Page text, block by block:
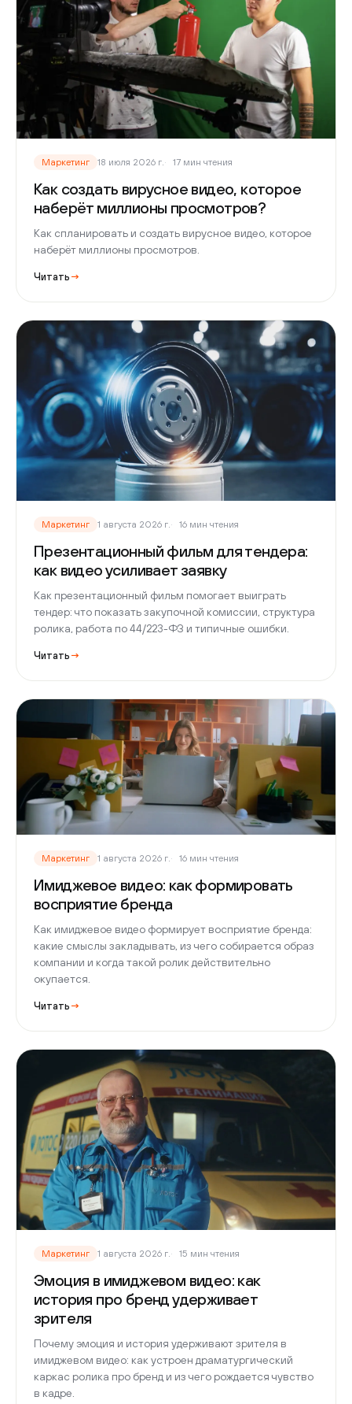
Маркетинг 18 июля 2026 г. 17 мин чтения
Как создать вирусное видео, которое
наберёт миллионы просмотров?
Как спланировать и создать вирусное видео, которое
наберёт миллионы просмотров.
Читать →
Маркетинг 1 августа 2026 г. 16 мин чтения
Презентационный фильм для тендера:
как видео усиливает заявку
Как презентационный фильм помогает выиграть
тендер: что показать закупочной комиссии, структура
ролика, работа по 44/223-ФЗ и типичные ошибки.
Читать →
Маркетинг 1 августа 2026 г. 16 мин чтения
Имиджевое видео: как формировать
восприятие бренда
Как имиджевое видео формирует восприятие бренда:
какие смыслы закладывать, из чего собирается образ
компании и когда такой ролик действительно
окупается.
Читать →
Маркетинг 1 августа 2026 г. 15 мин чтения
Эмоция в имиджевом видео: как
история про бренд удерживает
зрителя
Почему эмоция и история удерживают зрителя в
имиджевом видео: как устроен драматургический
каркас ролика про бренд и из чего рождается чувство
в кадре.